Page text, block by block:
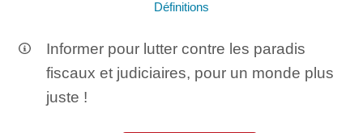
Définitions
Informer pour lutter contre les paradis
fiscaux et judiciaires, pour un monde plus
juste !